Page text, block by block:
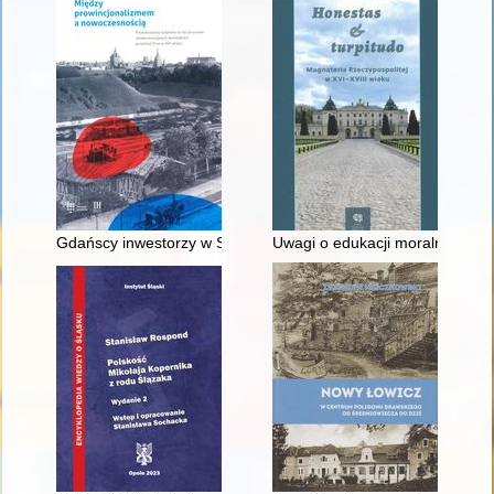
Gdańscy inwestorzy w Sopocie : prestiż finansowy i
Uwagi o edukacji moralnej